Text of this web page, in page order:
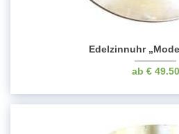
Edelzinnuhr
€49.50